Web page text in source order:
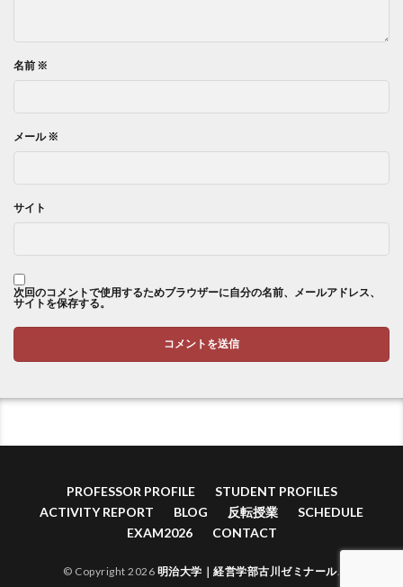
名前 ※
メール※
サイト
次回のコメントで使用するためブラウザーに自分の名前、メールアドレス、
サイトを保存する。
PROFESSOR PROFILE
STUDENT PROFILES
ACTIVITY REPORT
BLOG 反転授業
SCHEDULE
EXAM2026
CONTACT
© Copyright 2026 明治大学｜経営学部古川ゼミナール.